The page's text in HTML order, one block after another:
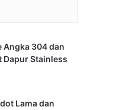
Angka 304 dan
Dapur Stainless
Lama dan